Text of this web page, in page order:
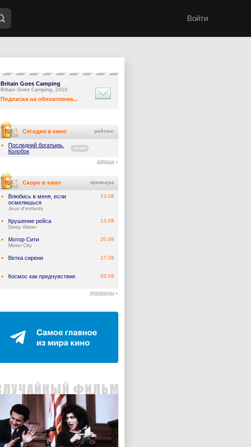
Войти
Britain Goes Camping
Britain Goes Camping, 2010
Подписка на обновления...
Сегодня в кино рейтинг
Последний богатырь.
Колобок
ПРОМО
афиша
Скоро в кино премьера
Влюбись в меня, если
осмелишься
Jeux d'enfants
13.08
Крушение рейса
Deep Water
13.08
Мотор Сити
Motor City
20.08
Ветка сирени 27.08
Космос как предчувствие 03.09
премьеры